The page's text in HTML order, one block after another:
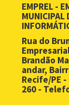
BPM -
BPM -
BPM -
BPM -
EMPREL -
MUNICIPAL
Rua do
Brandão
andar,
Recife/PE -
260 -